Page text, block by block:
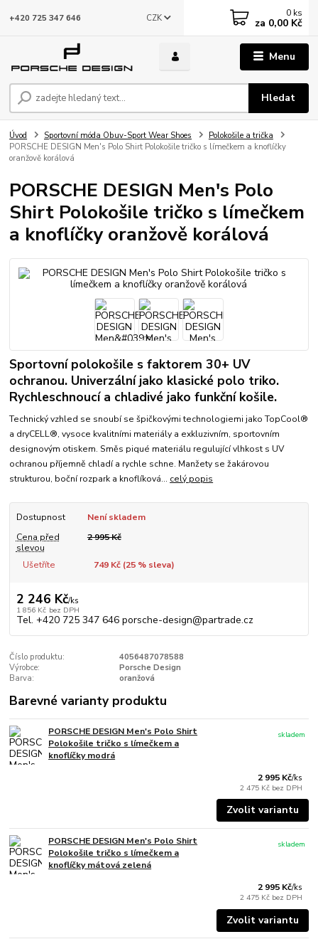
Menu
CZK
Hledat
+420 725 347 646 0 ks
za 0,00 Kč
Úvod Sportovní móda Obuv-Sport Wear Shoes
Polokošile a trička
PORSCHE DESIGN Men's Polo Shirt Polokošile tričko s límečkem a knoflíčky
oranžově korálová
PORSCHE DESIGN Men's Polo
Shirt Polokošile tričko s límečkem
a knoflíčky oranžově korálová
Sportovní polokošile s faktorem 30+ UV
ochranou. Univerzální jako klasické polo triko.
Rychleschnoucí a chladivé jako funkční košile.
Technický vzhled se snoubí se špičkovými technologiemi jako TopCool®
a dryCELL®, vysoce kvalitními materiály a exkluzivním, sportovním
designovým otiskem. Směs piqué materiálu regulující vlhkost s UV
ochranou příjemně chladí a rychle schne. Manžety se žakárovou
strukturou, boční rozpark a knoflíková... celý popis
Dostupnost
Není skladem
Cena před
slevou
2 995 Kč
Ušetříte 749 Kč (25% sleva)
2 246 Kč/ks
1 856 Kč bez DPH
Tel. +420 725 347 646 porsche-design@partrade.cz
Číslo produktu:
4056487078588
Výrobce:
Porsche Design
Barva:
oranžová
Barevné varianty produktu
PORSCHE DESIGN Men's Polo Shirt
Polokošile tričko s límečkem a
knoflíčky modrá
2 995 Kč/ks
2 475 Kč bez DPH
skladem
Zvolit variantu
PORSCHE DESIGN Men's Polo Shirt
Polokošile tričko s límečkem a
knoflíčky mátová zelená
2 995 Kč/ks
2 475 Kč bez DPH
skladem
Zvolit variantu